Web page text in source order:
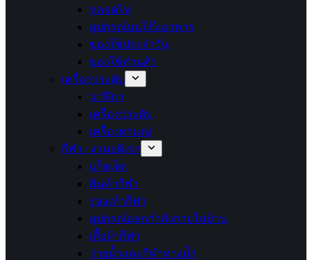
หลอดไฟ
อุปกรณ์บนโต๊ะอาหาร
ของใช้ประจำวัน
ของใช้ส่วนตัว
เครื่องประดับ
นาฬิกา
เครื่องประดับ
เครื่องตกแต่ง
กีฬา / งานอดิเรก
แก็ดเจ็ต
สินค้ากีฬา
รองเท้ากีฬา
อุปกรณ์ออกกำลังกายในบ้าน
เสื้อผ้ากีฬา
ว่ายน้ำและกีฬาทางน้ำ